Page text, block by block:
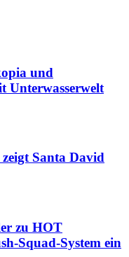
und
Unterwasserwelt
Santa David
zu HOT
Squad-System ein